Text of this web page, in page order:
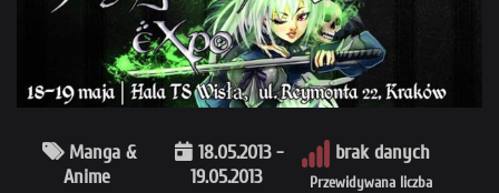
Manga &
Anime
18.05.2013 -
19.05.2013
Przewidywana liczba
brak danych